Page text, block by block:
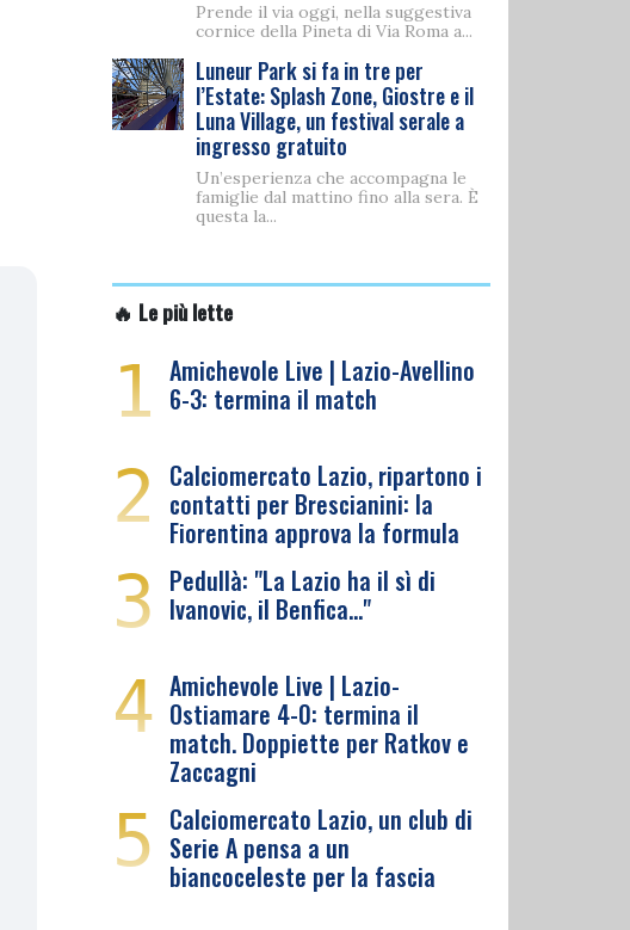
Prende il via oggi, nella suggestiva
cornice della Pineta di Via Roma a...
Luneur Park si fa in tre per
l’Estate: Splash Zone, Giostre e il
Luna Village, un festival serale a
ingresso gratuito
Un’esperienza che accompagna le
famiglie dal mattino fino alla sera. È
questa la...
🔥 Le più lette
1 Amichevole Live | Lazio-Avellino
6-3: termina il match
2 Calciomercato Lazio, ripartono i
contatti per Brescianini: la
Fiorentina approva la formula
3 Pedullà: "La Lazio ha il sì di
Ivanovic, il Benfica…"
4 Amichevole Live | Lazio-
Ostiamare 4-0: termina il
match. Doppiette per Ratkov e
Zaccagni
5 Calciomercato Lazio, un club di
Serie A pensa a un
biancoceleste per la fascia